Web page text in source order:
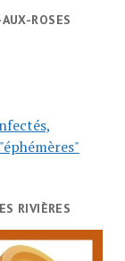
ROSES
RIVIÈRES